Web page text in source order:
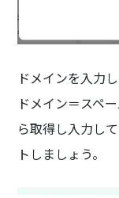
ドメインを入力し
ドメイン＝スペ
ら取得し入力し
トしましょう。